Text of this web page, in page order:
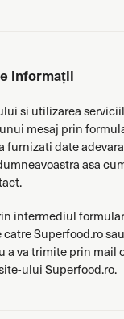
informații
si utilizarea
mesaj prin
furnizati date
asa
intermediul
Superfood.ro
a va trimite prin mail
ului Superfood.ro.